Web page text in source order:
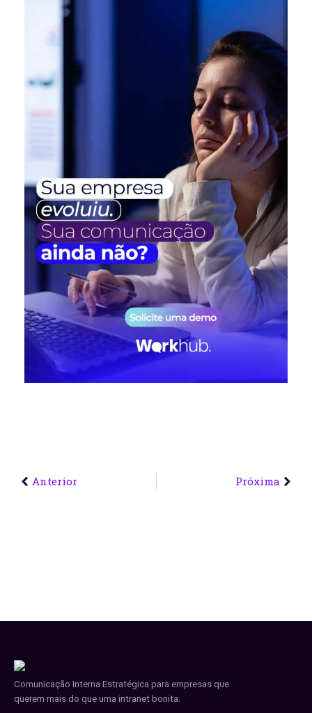
Anterior Próxima
Comunicação Interna Estratégica para empresas que
querem mais do que uma intranet bonita.